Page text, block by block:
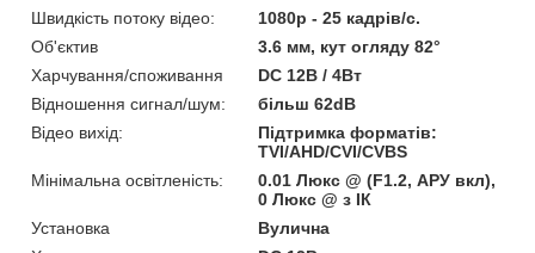
Швидкість потоку відео:
1080p - 25 кадрів/с.
Об'єктив
3.6 мм, кут огляду 82°
Харчування/споживання
DC 12В / 4Вт
Відношення сигнал/шум:
більш 62dB
Відео вихід:
Підтримка форматів:
TVI/AHD/CVI/CVBS
Мінімальна освітленість:
0.01 Люкс @ (F1.2, АРУ вкл),
0 Люкс @ з ІК
Установка
Вулична